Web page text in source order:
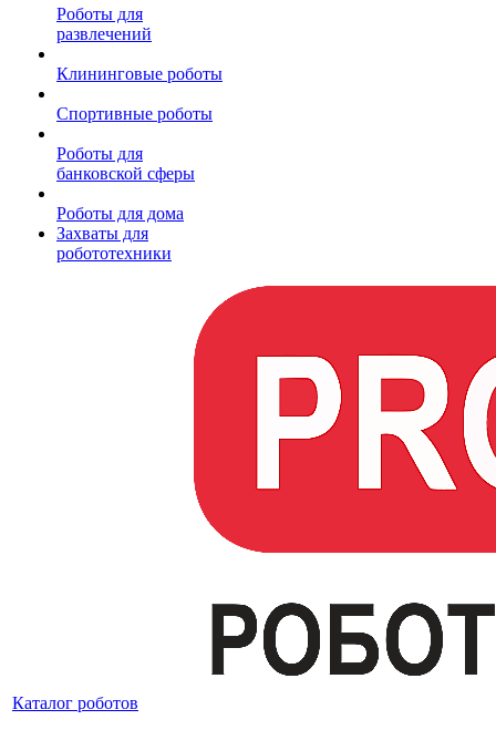
Роботы для
развлечений
Клининговые роботы
Спортивные роботы
Роботы для
банковской сферы
Роботы для дома
Захваты для
робототехники
Каталог роботов